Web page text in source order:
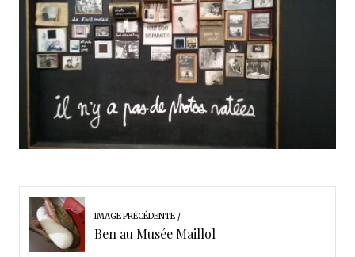
IMAGE PRÉCÉDENTE
Ben au Musée Maillol